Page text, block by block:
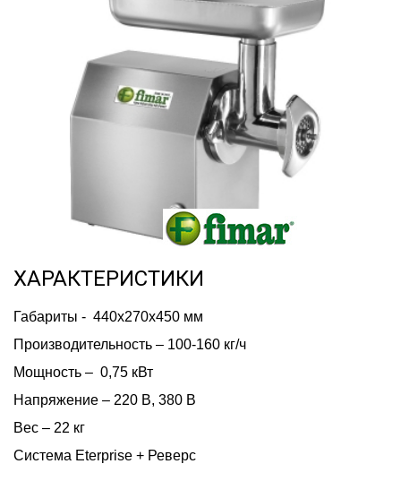
ХАРАКТЕРИСТИКИ
Габариты -  440x270x450 мм
Производительность – 100-160 кг/ч
Мощность –  0,75 кВт
Напряжение – 220 В, 380 В
Вес – 22 кг
Система Eterprise + Реверс